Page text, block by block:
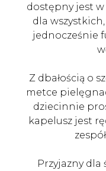
dostępny jest
dla
jednocześnie
Z dbałością o
metce
dziecinnie
kapelusz jest
Przyjazny dla